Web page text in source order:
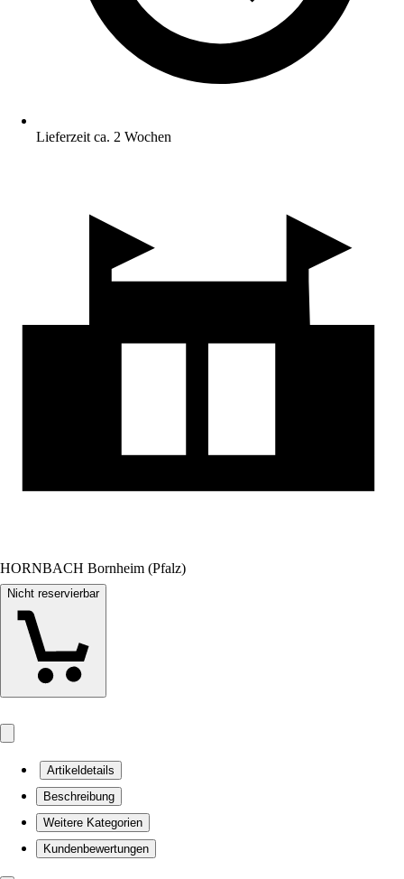
Lieferzeit ca. 2 Wochen
HORNBACH Bornheim (Pfalz)
Nicht reservierbar
Artikeldetails
Beschreibung
Weitere Kategorien
Kundenbewertungen